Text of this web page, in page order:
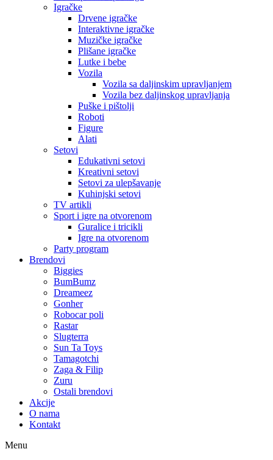
Igračke
Drvene igračke
Interaktivne igračke
Muzičke igračke
Plišane igračke
Lutke i bebe
Vozila
Vozila sa daljinskim upravljanjem
Vozila bez daljinskog upravljanja
Puške i pištolji
Roboti
Figure
Alati
Setovi
Edukativni setovi
Kreativni setovi
Setovi za ulepšavanje
Kuhinjski setovi
TV artikli
Sport i igre na otvorenom
Guralice i tricikli
Igre na otvorenom
Party program
Brendovi
Biggies
BumBumz
Dreameez
Gonher
Robocar poli
Rastar
Slugterra
Sun Ta Toys
Tamagotchi
Zaga & Filip
Zuru
Ostali brendovi
Akcije
O nama
Kontakt
Menu